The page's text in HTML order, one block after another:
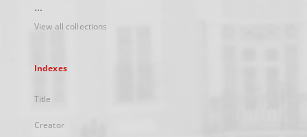
...
View all collections
Indexes
Title
Creator